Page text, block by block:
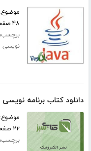
۴۸ صفحه
نویسی
دانلود کتاب برنامه
۲۲ صفحه